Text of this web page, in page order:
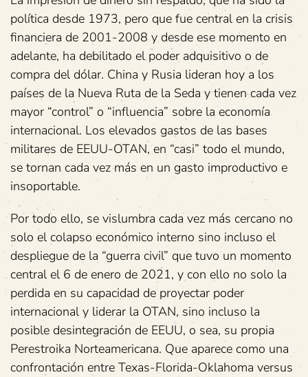
política desde 1973, pero que fue central en la crisis
financiera de 2001-2008 y desde ese momento en
adelante, ha debilitado el poder adquisitivo o de
compra del dólar. China y Rusia lideran hoy a los
países de la Nueva Ruta de la Seda y tienen cada vez
mayor “control” o “influencia” sobre la economía
internacional. Los elevados gastos de las bases
militares de EEUU-OTAN, en “casi” todo el mundo,
se tornan cada vez más en un gasto improductivo e
insoportable.
Por todo ello, se vislumbra cada vez más cercano no
solo el colapso económico interno sino incluso el
despliegue de la “guerra civil” que tuvo un momento
central el 6 de enero de 2021, y con ello no solo la
perdida en su capacidad de proyectar poder
internacional y liderar la OTAN, sino incluso la
posible desintegración de EEUU, o sea, su propia
Perestroika Norteamericana. Que aparece como una
confrontación entre Texas-Florida-Oklahoma versus